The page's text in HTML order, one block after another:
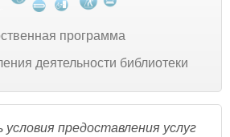
программа
деятельности библиотеки
предоставления услуг